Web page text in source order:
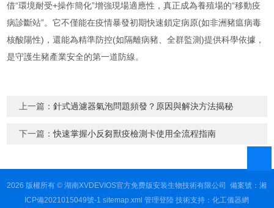
借“環境耐受+操作簡化”增強現場適應性，真正成為養殖場的“移動疫
病診斷站”。它不僅能在疫情暴發初期快速鎖定病原(如非洲豬瘟病毒
核酸陽性)，還能為精準防控(如隔離病豬、全群監測)提供科學依據，
是守護生豬產業安全的第一道防線。
上一篇：針式過濾器氣泡問題頻發？原因與解決方法揭秘
下一篇：快速掌握小反芻獸疫檢測卡使用全流程指南
2026 版權所有 © 湖南XVDEVIOS官方免费版安装生物技術有限公司備案號：湘
ICP備2021015049號-1 sitemap.xml 管理登陸 技術支持：化工儀器網